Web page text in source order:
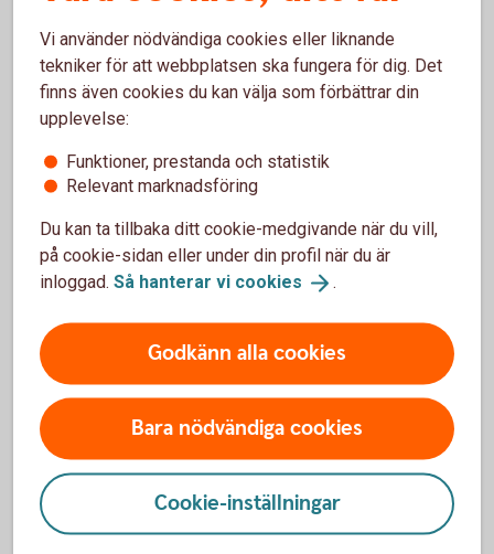
Stäng ditt kort tillfälligt
Pris för appen
Årsavgift
0 kr
Årsavgift Internetbetalning
1 Pris för tillvalstjänster tillkommer. Tillbaka
Ingår utan kostnad i våra kundpaket.
Vi använder nödvändiga cookies eller liknande
tekniker för att webbplatsen ska fungera för dig. Det
finns även cookies du kan välja som förbättrar din
upplevelse:
Funktioner, prestanda och statistik
Relevant marknadsföring
Du kan ta tillbaka ditt cookie-medgivande när du vill,
på cookie-sidan eller under din profil när du är
inloggad. Så hanterar vi cookies .
Godkänn alla cookies
Bara nödvändiga cookies
Cookie-inställningar